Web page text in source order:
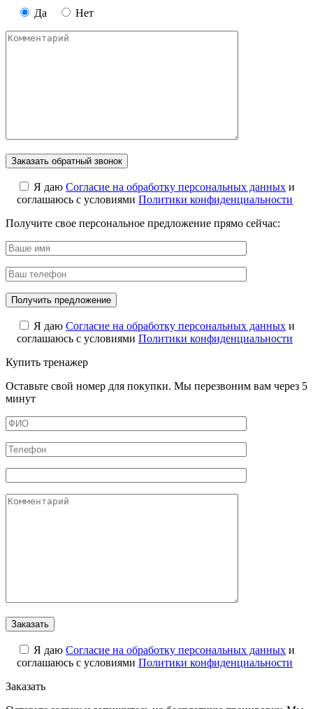
Да Нет
Я даю Cогласие на обработку персональных данных и
соглашаюсь с условиями Политики конфиденциальности
Получите свое персональное предложение прямо сейчас:
Я даю Cогласие на обработку персональных данных и
соглашаюсь с условиями Политики конфиденциальности
Купить тренажер
Оставьте свой номер для покупки. Мы перезвоним вам через 5
минут
Я даю Cогласие на обработку персональных данных и
соглашаюсь с условиями Политики конфиденциальности
Заказать